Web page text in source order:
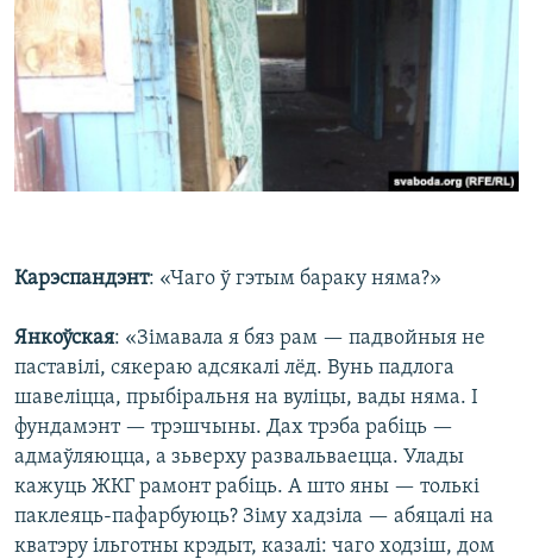
Карэспандэнт: «Чаго ў гэтым бараку няма?»
Янкоўская: «Зімавала я бяз рам — падвойныя не
паставілі, сякераю адсякалі лёд. Вунь падлога
шавеліцца, прыбіральня на вуліцы, вады няма. І
фундамэнт — трэшчыны. Дах трэба рабіць —
адмаўляюцца, а зьверху развальваецца. Улады
кажуць ЖКГ рамонт рабіць. А што яны — толькі
паклеяць-пафарбуюць? Зіму хадзіла — абяцалі на
кватэру ільготны крэдыт, казалі: чаго ходзіш, дом